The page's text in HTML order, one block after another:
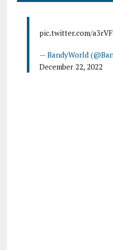
pic.twitter.com/
— BandyWorld
December 22, 2022